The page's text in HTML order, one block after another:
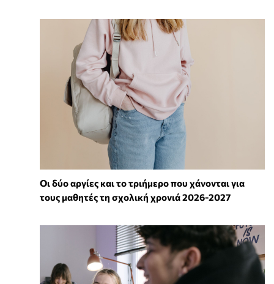
Οι δύο αργίες και το τριήμερο που χάνονται για
τους μαθητές τη σχολική χρονιά 2026-2027